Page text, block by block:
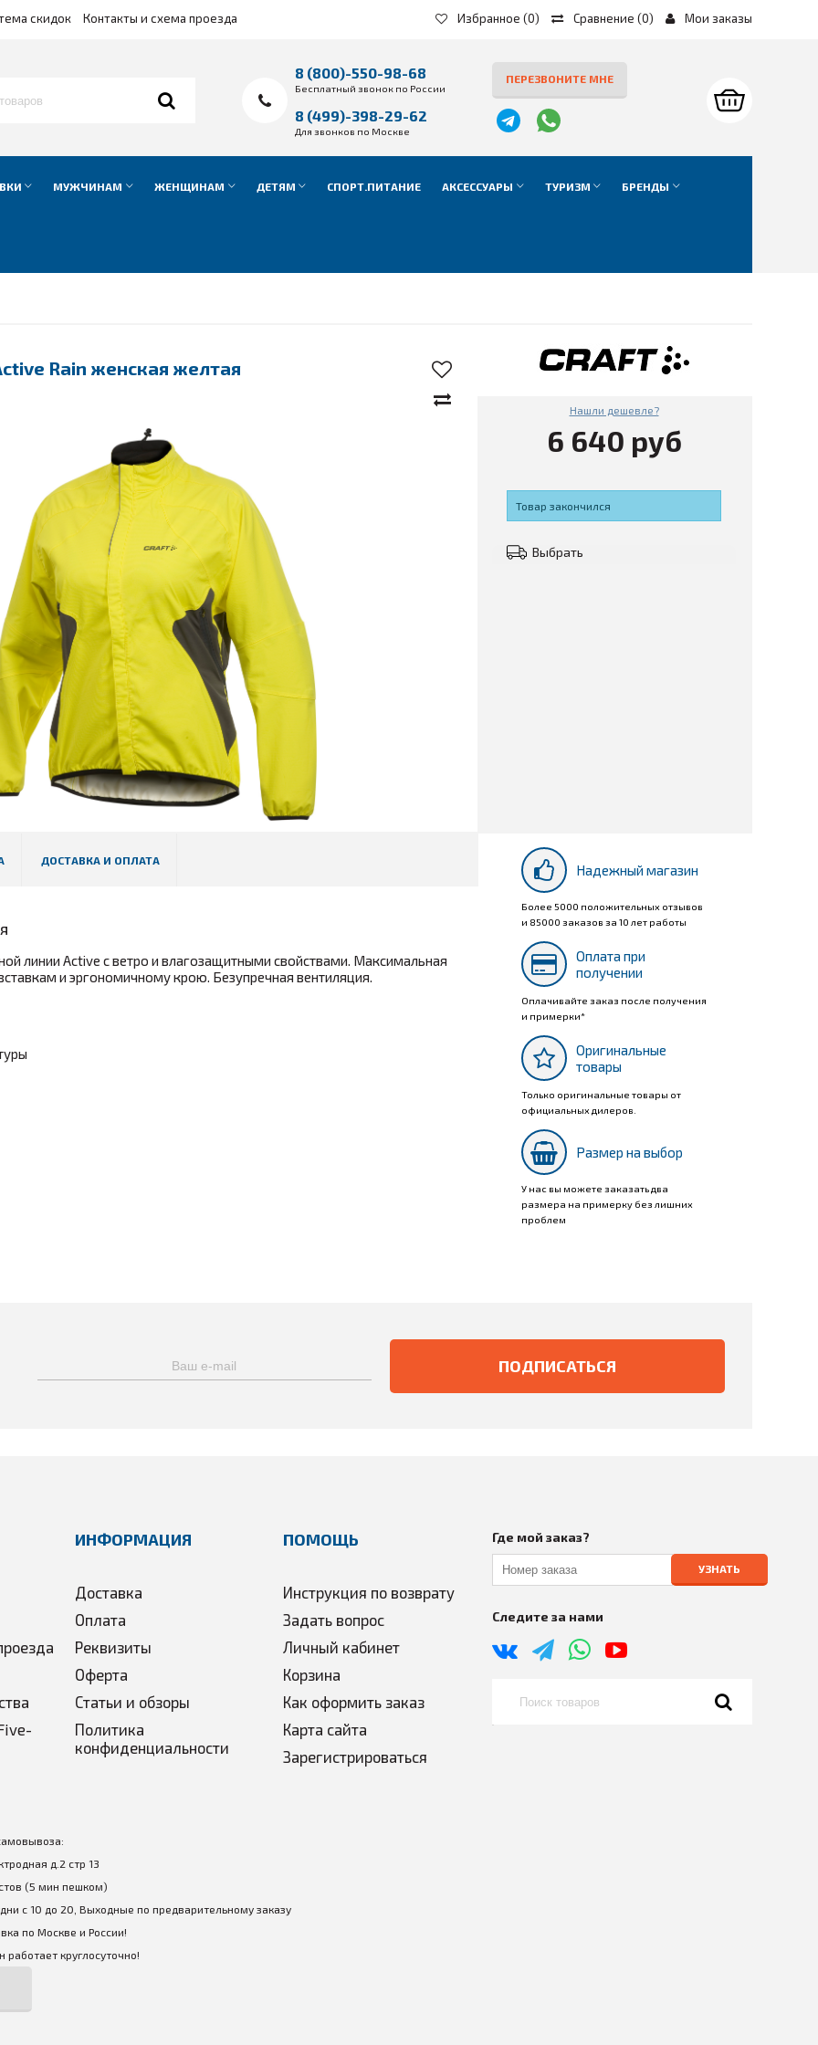
Избранное (0) Сравнение (0) Мои заказы
скидок Контакты и схема проезда
8 (800)-550-98-68
Бесплатный звонок по России
8 (499)-398-29-62
Для звонков по Москве
ПЕРЕЗВОНИТЕ МНЕ
МУЖЧИНАМ ЖЕНЩИНАМ ДЕТЯМ СПОРТ.ПИТАНИЕ АКСЕССУАРЫ ТУРИЗМ БРЕНДЫ
Rain женская желтая
Нашли дешевле?
6 640 руб
Товар закончился
Выбрать
ДОСТАВКА И ОПЛАТА
линии Active с ветро и влагозащитными свойствами. Максимальная
и эргономичному крою. Безупречная вентиляция.
Надежный магазин
Более 5000 положительных отзывов
и 85000 заказов за 10 лет работы
Оплата при
получении
Оплачивайте заказ после получения
и примерки*
Оригинальные
товары
Только оригинальные товары от
официальных дилеров.
Размер на выбор
У нас вы можете заказать два
размера на примерку без лишних
проблем
ИНФОРМАЦИЯ
Доставка
Оплата
Реквизиты
Оферта
Статьи и обзоры
Политика
конфиденциальности
ПОМОЩЬ
Инструкция по возврату
Задать вопрос
Личный кабинет
Корзина
Как оформить заказ
Карта сайта
Зарегистрироваться
Где мой заказ?
УЗНАТЬ
Следите за нами
д.2 стр 13
(5 мин пешком)
с 10 до 20, Выходные по предварительному заказу
по Москве и России!
работает круглосуточно!